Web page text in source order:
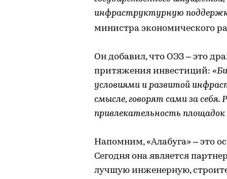
инфраструктурную
министра экономического
Он добавил, что ОЭЗ – это
притяжения инвестиций:
условиями и развитой
смысле, говорят сами за
привлекательность
Напомним, «Алабуга» – это
Сегодня она является
лучшую инженерную,